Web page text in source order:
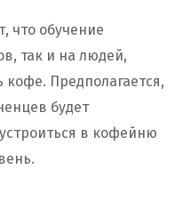
что обучение
так и на людей,
Предполагается,
будет
в кофейню